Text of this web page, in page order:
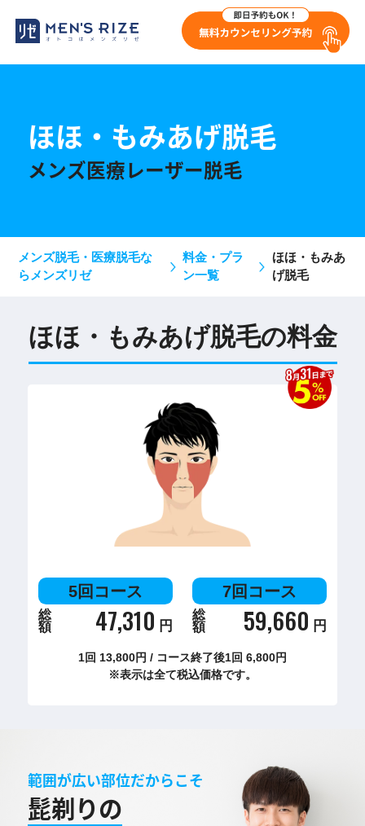
ほほ・もみあげ脱毛
メンズ医療レーザー脱毛
メンズ脱毛・医療脱毛な
らメンズリゼ
料金・プラ
ン一覧
ほほ・もみあ
げ脱毛
ほほ・もみあげ脱毛の料金
5回コース
総
額
47,310 円
7回コース
総
額
59,660 円
1回 13,800円 / コース終了後1回 6,800円
※表示は全て税込価格です。
範囲が広い部位だからこそ
髭剃りの